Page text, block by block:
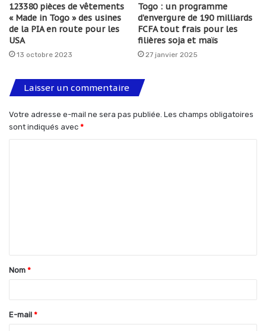
123380 pièces de vêtements
« Made in Togo » des usines
de la PIA en route pour les
USA
13 octobre 2023
Togo : un programme
d’envergure de 190 milliards
FCFA tout frais pour les
filières soja et maïs
27 janvier 2025
Laisser un commentaire
Votre adresse e-mail ne sera pas publiée. Les champs obligatoires
sont indiqués avec *
t
a
e
Nom *
E-mail *